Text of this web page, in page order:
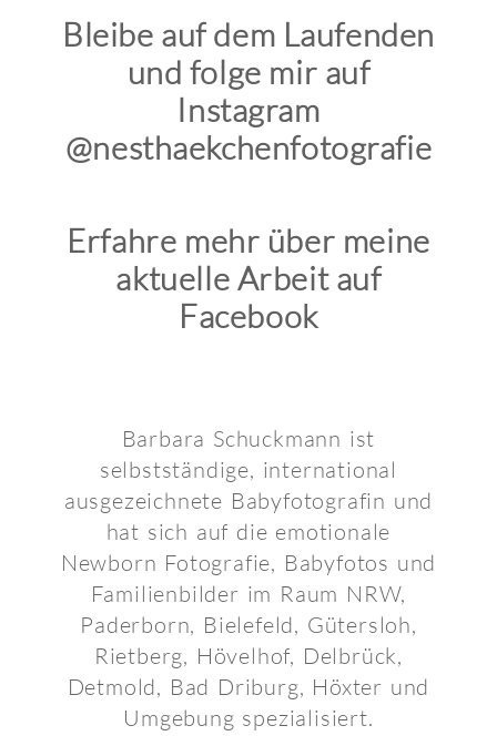
Bleibe auf dem Laufenden
und folge mir auf
Instagram
@nesthaekchenfotografie
Erfahre mehr über meine
aktuelle Arbeit auf
Facebook
Barbara Schuckmann ist
selbstständige, international
ausgezeichnete Babyfotografin und
hat sich auf die emotionale
Newborn Fotografie, Babyfotos und
Familienbilder im Raum NRW,
Paderborn, Bielefeld, Gütersloh,
Rietberg, Hövelhof, Delbrück,
Detmold, Bad Driburg, Höxter und
Umgebung spezialisiert.